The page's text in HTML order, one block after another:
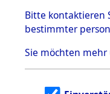
5.3.1
zu
Todesmärsch
en
5.3.2
Identifizierun
Bitte kontaktieren
bestimmter
Sie möchten